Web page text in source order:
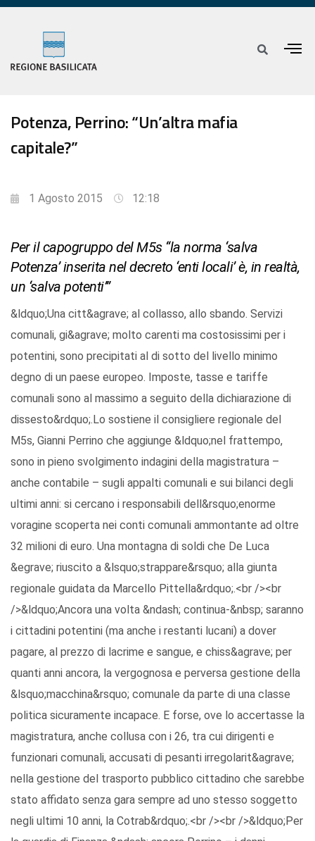
Potenza, Perrino: “Un’altra mafia
capitale?”
1 Agosto 2015 12:18
Per il capogruppo del M5s “la norma ‘salva
Potenza’ inserita nel decreto ‘enti locali’ è, in realtà,
un ‘salva potenti’”
&ldquo;Una citt&agrave; al collasso, allo sbando. Servizi
comunali, gi&agrave; molto carenti ma costosissimi per i
potentini, sono precipitati al di sotto del livello minimo
degno di un paese europeo. Imposte, tasse e tariffe
comunali sono al massimo a seguito della dichiarazione di
dissesto&rdquo;.Lo sostiene il consigliere regionale del
M5s, Gianni Perrino che aggiunge &ldquo;nel frattempo,
sono in pieno svolgimento indagini della magistratura –
anche contabile – sugli appalti comunali e sui bilanci degli
ultimi anni: si cercano i responsabili dell&rsquo;enorme
voragine scoperta nei conti comunali ammontante ad oltre
32 milioni di euro. Una montagna di soldi che De Luca
&egrave; riuscito a &lsquo;strappare&rsquo; alla giunta
regionale guidata da Marcello Pittella&rdquo;.<br /><br
/>&ldquo;Ancora una volta &ndash; continua-&nbsp; saranno
i cittadini potentini (ma anche i restanti lucani) a dover
pagare, al prezzo di lacrime e sangue, e chiss&agrave; per
quanti anni ancora, la vergognosa e perversa gestione della
&lsquo;macchina&rsquo; comunale da parte di una classe
politica sicuramente incapace. E forse, ove lo accertasse la
magistratura, anche collusa con i 26, tra cui dirigenti e
funzionari comunali, accusati di pesanti irregolarit&agrave;
nella gestione del trasporto pubblico cittadino che sarebbe
stato affidato senza gara sempre ad uno stesso soggetto
negli ultimi 10 anni, la Cotrab&rdquo;.<br /><br />&ldquo;Per